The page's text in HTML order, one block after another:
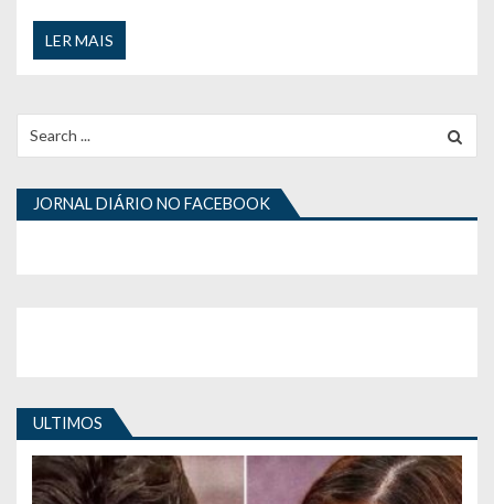
LER MAIS
for:
JORNAL DIÁRIO NO FACEBOOK
ULTIMOS